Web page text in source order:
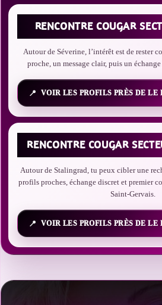
RENCONTRE COUGAR
Autour de Séverine, l’intérêt est de rester
proche, un message clair, puis un
VOIR LES PROFILS PRÈS DE LE
RENCONTRE COUGAR
Autour de Stalingrad, tu peux cibler une
profils proches, échange discret et premier
Saint-Gervais.
VOIR LES PROFILS PRÈS DE LE